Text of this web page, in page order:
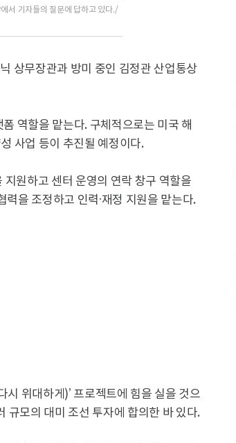
서 기자들의 질문에 답하고 있다./
상무장관과 방미 중인 김정관 산업통상
역할을 맡는다. 구체적으로는 미국 해
사업 등이 추진될 예정이다.
원하고 센터 운영의 연락 창구 역할을
을 조정하고 인력·재정 지원을 맡는다.
시 위대하게)’ 프로젝트에 힘을 실을 것으
규모의 대미 조선 투자에 합의한 바 있다.